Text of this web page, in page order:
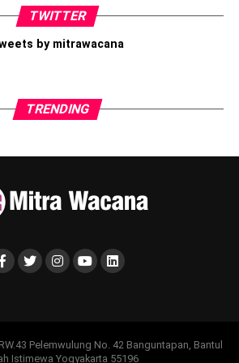
bergantung pada jumlah
pengakuan dari orang lain, kita justru
proses bertumbuh itu sendiri.
tetapi juga kemampuan untuk tetap
tidak ada yang melihat. Sebab,
dirinya sendiri, bukan semata-
Sosial Media (Doctoral dissertation,
TWITTER
by mitrawacana
TRENDING
Pelemwulung No. 42 Banguntapan, Bantul
Istimewa Yogyakarta 55196